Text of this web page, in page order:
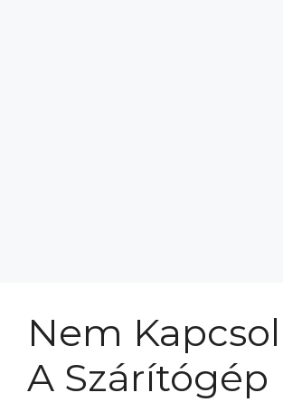
Nem
A Szárítógép